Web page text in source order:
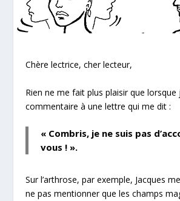
Chère lectrice, cher lecteur,
Rien ne me fait plus plaisir que lorsque
commentaire à une lettre qui me dit :
« Combris, je ne suis pas
vous ! ».
Sur l’arthrose, par exemple, Jacques
ne pas mentionner que leschamps